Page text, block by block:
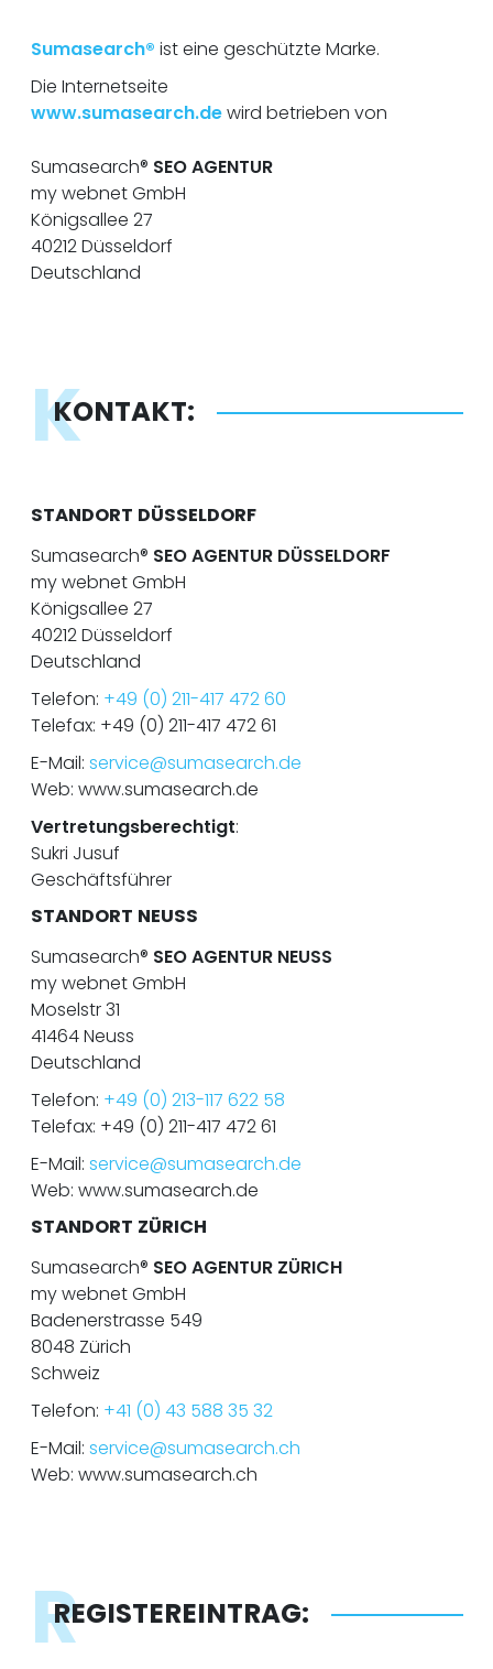
Sumasearch® ist eine geschützte Marke.
Die Internetseite
www.sumasearch.dewird betrieben von
Sumasearch® SEO AGENTUR
my webnet GmbH
Königsallee 27
40212 Düsseldorf
Deutschland
K
KONTAKT:
STANDORT DÜSSELDORF
Sumasearch® SEO AGENTUR DÜSSELDORF
my webnet GmbH
Königsallee 27
40212 Düsseldorf
Deutschland
Telefon: +49 (0) 211-417 472 60
Telefax: +49 (0) 211-417 472 61
E-Mail: service@sumasearch.de
Web: www.sumasearch.de
Vertretungsberechtigt:
Sukri Jusuf
Geschäftsführer
STANDORT NEUSS
Sumasearch® SEO AGENTUR NEUSS
my webnet GmbH
Moselstr 31
41464 Neuss
Deutschland
Telefon: +49 (0) 213-117 622 58
Telefax: +49 (0) 211-417 472 61
E-Mail: service@sumasearch.de
Web: www.sumasearch.de
STANDORT ZÜRICH
Sumasearch® SEO AGENTUR ZÜRICH
my webnet GmbH
Badenerstrasse 549
8048 Zürich
Schweiz
Telefon: +41 (0) 43 588 35 32
E-Mail: service@sumasearch.ch
Web: www.sumasearch.ch
R
REGISTEREINTRAG: